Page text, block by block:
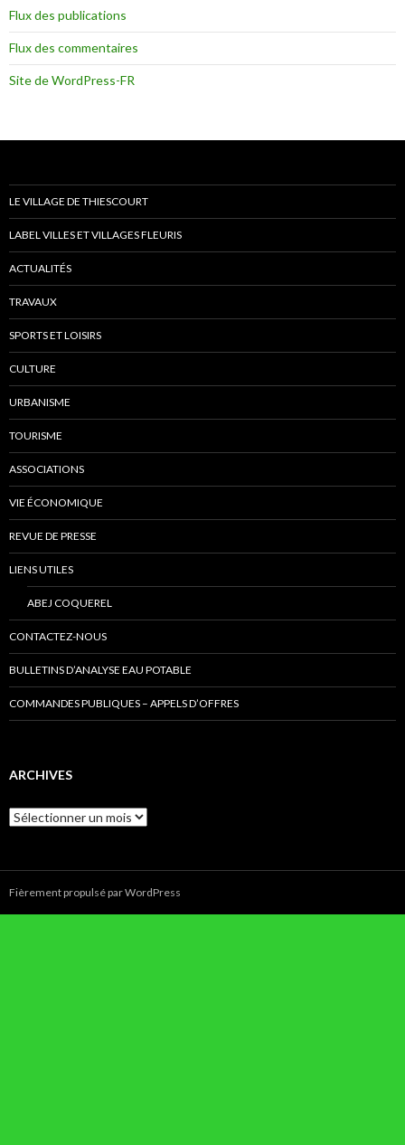
Flux des publications
Flux des commentaires
Site de WordPress-FR
LE VILLAGE DE THIESCOURT
LABEL VILLES ET VILLAGES FLEURIS
ACTUALITÉS
TRAVAUX
SPORTS ET LOISIRS
CULTURE
URBANISME
TOURISME
ASSOCIATIONS
VIE ÉCONOMIQUE
REVUE DE PRESSE
LIENS UTILES
ABEJ COQUEREL
CONTACTEZ-NOUS
BULLETINS D’ANALYSE EAU POTABLE
COMMANDES PUBLIQUES – APPELS D’OFFRES
ARCHIVES
Archives
Fièrement propulsé par WordPress